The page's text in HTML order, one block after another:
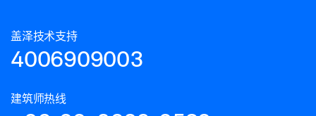
盖泽技术支持
4006909003
建筑师热线